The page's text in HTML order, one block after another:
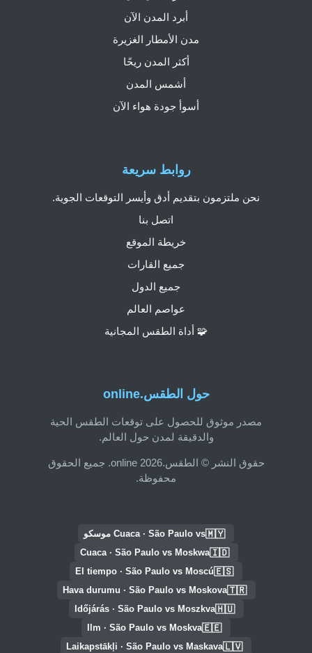
حول الطقس.online
مصدر موثوق للحصول على توقعات الطقس الحية
والدقيقة لمدن حول العالم.
حقوق النشر © الطقس.online 2026. جميع الحقوق
محفوظة.
روابط سريعة
نحن ملتزمون بتقديم أدق وأيسر التوقعات الجوية.
اتصل بنا
خريطة الموقع
جميع القارات
جميع الدول
عواصم العالم
🧩 أداة الطقس المجانية
أبرد المدن الآن
مدن الأمطار الغزيرة
أكثر المدن ريحًا
أشمس المدن
أسوأ جودة هواء الآن
🇲🇾Cuaca · São Paulo vs موسكو
🇮🇩
Cuaca · São Paulo vs Moskwa
🇪🇸
El tiempo · São Paulo vs Moscú
🇹🇷
Hava durumu · São Paulo vs Moskova
🇭🇺
Időjárás · São Paulo vs Moszkva
🇪🇪
Ilm · São Paulo vs Moskva
🇱🇻
Laikapstākļi · São Paulo vs Maskava